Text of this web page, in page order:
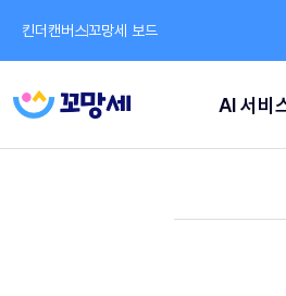
킨더캔버스꼬망세 보드
AI 서비